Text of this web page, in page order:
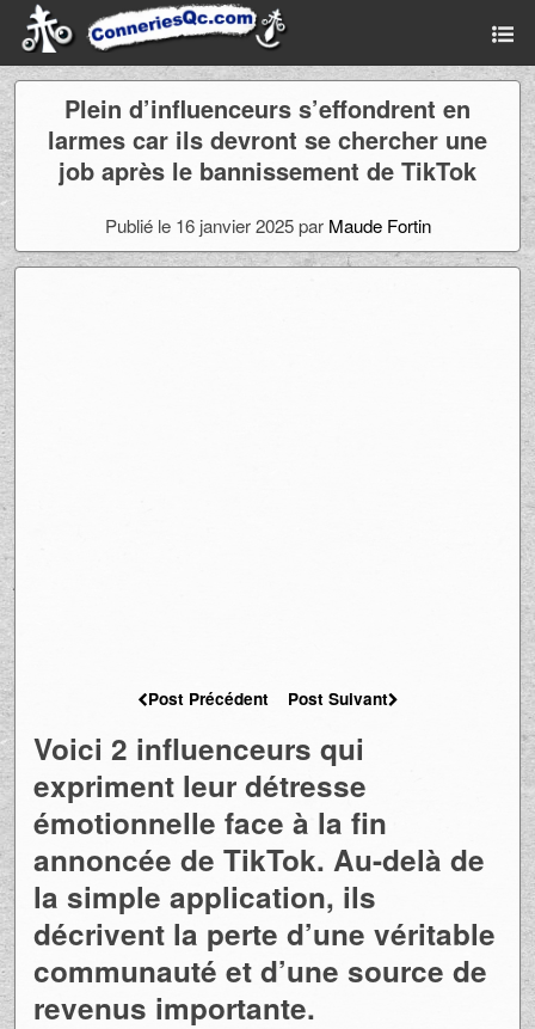
Plein d’influenceurs s’effondrent en
larmes car ils devront se chercher une
job après le bannissement de TikTok
Publié le 16 janvier 2025 par Maude Fortin
Post Précédent Post Suivant
Voici 2 influenceurs qui
expriment leur détresse
émotionnelle face à la fin
annoncée de TikTok. Au-delà de
la simple application, ils
décrivent la perte d’une véritable
communauté et d’une source de
revenus importante.